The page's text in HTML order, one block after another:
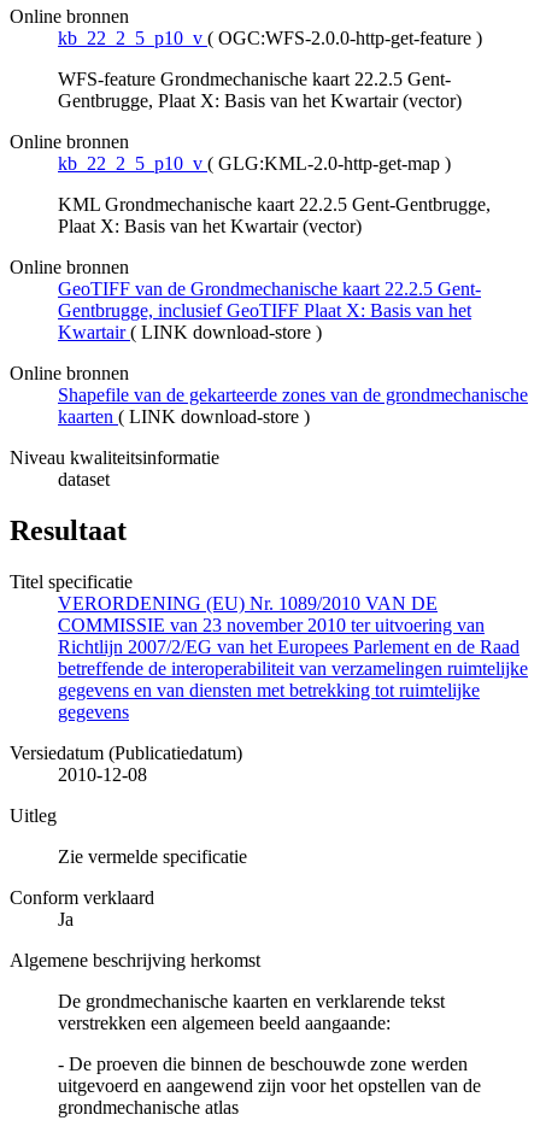
Online bronnen
kb_22_2_5_p10_v ( OGC:WFS-2.0.0-http-get-feature )
WFS-feature Grondmechanische kaart 22.2.5 Gent-
Gentbrugge, Plaat X: Basis van het Kwartair (vector)
Online bronnen
kb_22_2_5_p10_v ( GLG:KML-2.0-http-get-map )
KML Grondmechanische kaart 22.2.5 Gent-Gentbrugge,
Plaat X: Basis van het Kwartair (vector)
Online bronnen
GeoTIFF van de Grondmechanische kaart 22.2.5 Gent-
Gentbrugge, inclusief GeoTIFF Plaat X: Basis van het
Kwartair ( LINK download-store )
Online bronnen
Shapefile van de gekarteerde zones van de grondmechanische
kaarten ( LINK download-store )
Niveau kwaliteitsinformatie
dataset
Resultaat
Titel specificatie
VERORDENING (EU) Nr. 1089/2010 VAN DE
COMMISSIE van 23 november 2010 ter uitvoering van
Richtlijn 2007/2/EG van het Europees Parlement en de Raad
betreffende de interoperabiliteit van verzamelingen ruimtelijke
gegevens en van diensten met betrekking tot ruimtelijke
gegevens
Versiedatum (Publicatiedatum)
2010-12-08
Uitleg
Zie vermelde specificatie
Conform verklaard
Ja
Algemene beschrijving herkomst
De grondmechanische kaarten en verklarende tekst
verstrekken een algemeen beeld aangaande:
- De proeven die binnen de beschouwde zone werden
uitgevoerd en aangewend zijn voor het opstellen van de
grondmechanische atlas